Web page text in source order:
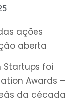
ações
aberta
Startups foi
Awards –
da década